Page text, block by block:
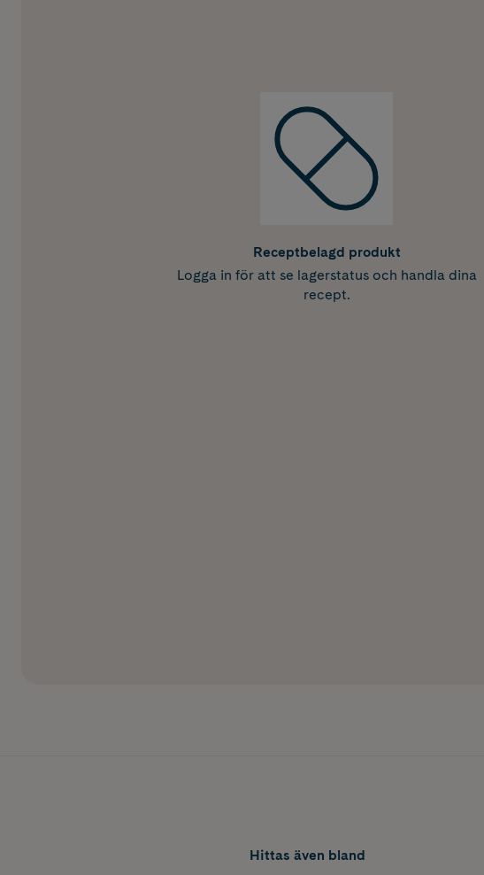
Receptbelagd produkt
Logga in för att se lagerstatus och handla dina
recept.
Hittas även bland